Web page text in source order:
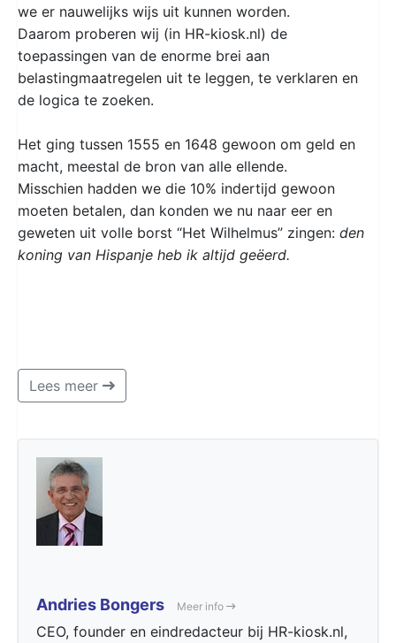
we er nauwelijks wijs uit kunnen worden.
Daarom proberen wij (in HR-kiosk.nl) de
toepassingen van de enorme brei aan
belastingmaatregelen uit te leggen, te verklaren en
de logica te zoeken.
Het ging tussen 1555 en 1648 gewoon om geld en
macht, meestal de bron van alle ellende.
Misschien hadden we die 10% indertijd gewoon
moeten betalen, dan konden we nu naar eer en
geweten uit volle borst “Het Wilhelmus” zingen: den
koning van Hispanje heb ik altijd geëerd.
Lees meer
Andries Bongers Meer info
CEO, founder en eindredacteur bij HR-kiosk.nl,